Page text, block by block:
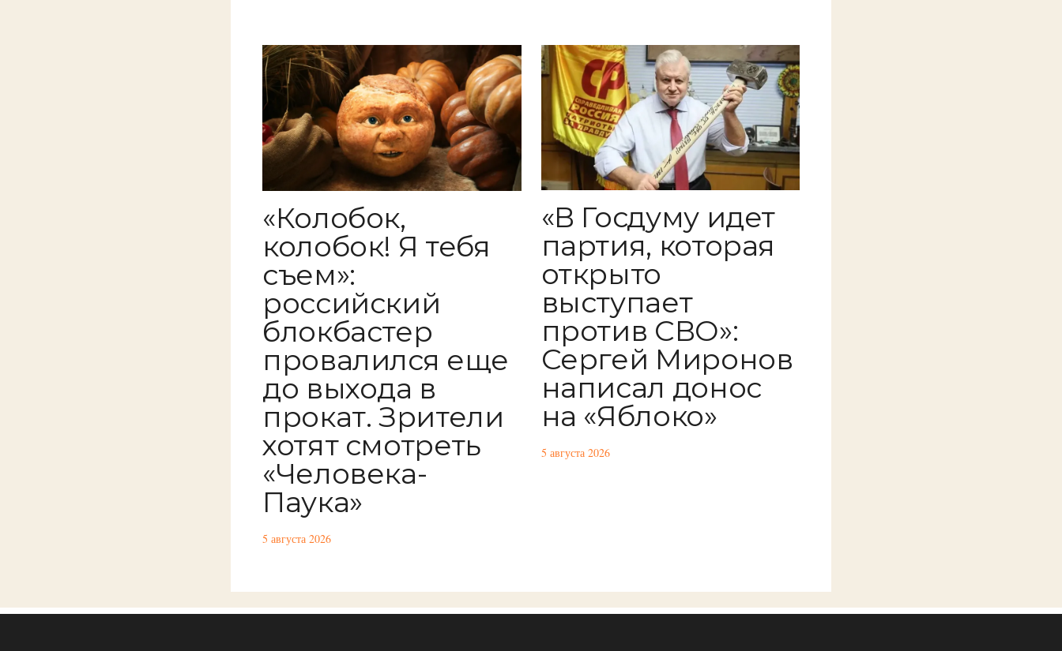
«Колобок,
колобок! Я тебя
съем»:
российский
блокбастер
провалился еще
до выхода в
прокат. Зрители
хотят смотреть
«Человека-
Паука»
5 августа 2026
«В Госдуму идет
партия, которая
открыто
выступает
против СВО»:
Сергей Миронов
написал донос
на «Яблоко»
5 августа 2026